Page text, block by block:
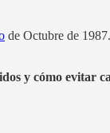
de Octubre de
y cómo evitar